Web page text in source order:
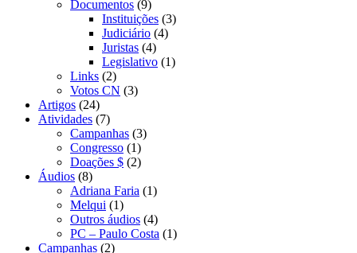
Documentos (9)
Instituições (3)
Judiciário (4)
Juristas (4)
Legislativo (1)
Links (2)
Votos CN (3)
Artigos (24)
Atividades (7)
Campanhas (3)
Congresso (1)
Doações $ (2)
Áudios (8)
Adriana Faria (1)
Melqui (1)
Outros áudios (4)
PC – Paulo Costa (1)
Campanhas (2)